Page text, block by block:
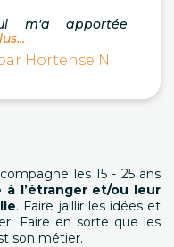
m'a apportée
Hortense N
les 15 - 25 ans
l’étranger et/ou leur
. Faire jaillir les idées et
Faire en sorte que les
son métier.